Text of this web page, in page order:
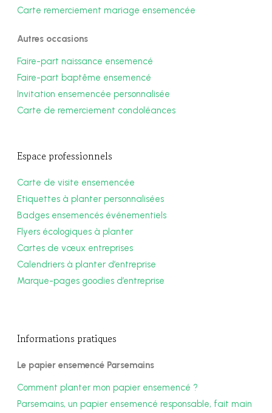
Carte remerciement mariage ensemencée
Autres occasions
Faire-part naissance ensemencé
Faire-part baptême ensemencé
Invitation ensemencée personnalisée
Carte de remerciement condoléances
Espace professionnels
Carte de visite ensemencée
Etiquettes à planter personnalisées
Badges ensemencés événementiels
Flyers écologiques à planter
Cartes de vœux entreprises
Calendriers à planter d’entreprise
Marque-pages goodies d’entreprise
Informations pratiques
Le papier ensemencé Parsemains
Comment planter mon papier ensemencé ?
Parsemains, un papier ensemencé responsable, fait main